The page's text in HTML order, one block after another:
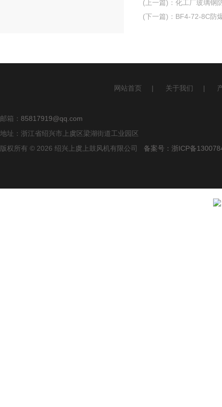
(上一篇) ： 化工厂玻璃钢
(下一篇) ： BF4-72-8C防
网站首页 | 关于我们 |
邮箱： 85817919@qq.com
地址：浙江省绍兴市上虞区梁湖街道工业园区
版权所有 © 2026 绍兴上虞上鼓风机有限公司 备案号：浙ICP备